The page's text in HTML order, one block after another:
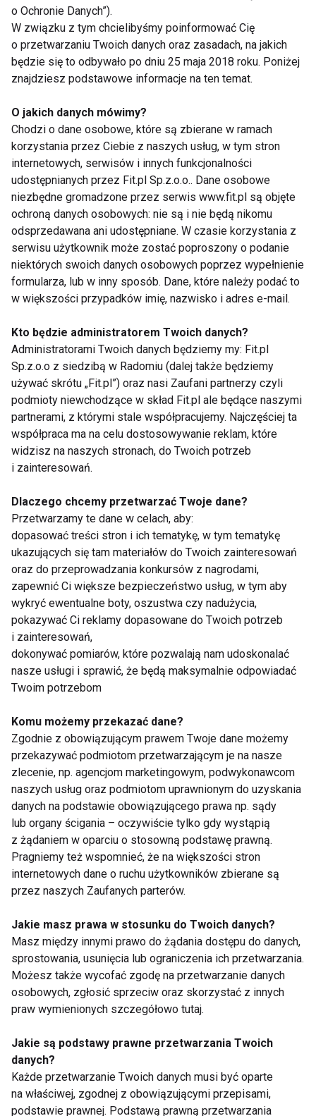
Hydroterapia
- jedność ciepła, lekkości i masażu - to
powód, dla którego myślimy o minibasenie. Ciepła
woda wzmaga krążenie krwi i stymuluje wydzielanie
Dzięki poszerzeniu naczyń krwionośnych, ciepło
przyspiesza krążenie krwi, by ulżyć zmęczonym
mięśniom i nadwyrężonym tkankom.
Dzięki lekkości, jaką daje woda, hydroterapia znosi
ciśnienie w mięśniach i stawach. Przyjemne
odczucie "braku wagi" sprawia, że łatwiej nam
poruszać się zarówno w trakcie kąpieli, jak i po niej.
Masaż, rytmiczny nacisk ukierunkowanej przez
dysze wody, uwalnia napięcie, co z kolei przyspiesza
wszelkie naturalne procesy lecznicze i
Hydroterapia uśmierza także bóle artretyczne i
łagodzi niektóre z objawów cukrzycy. Zwykłe leżenie
w minibasenie może obniżyć poziom stresu i
zapewnić nam spokojny sen. Dodatkowym i
nieoczekiwanym elementem jest sama myśl w
ciągu dnia o wieczornej kąpieli w minibasenie - o
HYDROTERAPIA NATRYSKI KĄPIELE
WELLNESS
Hydroterapia
TOP 10 zabiegów w
SPA
Hydroterapie
Hydroterapia
Rehabilitacja
lecznicza
Pokaż więcej
Natryski
o Ochronie Danych”).
W związku z tym chcielibyśmy poinformować Cię
o przetwarzaniu Twoich danych oraz zasadach, na jakich
będzie się to odbywało po dniu 25 maja 2018 roku. Poniżej
znajdziesz podstawowe informacje na ten temat.
O jakich danych mówimy?
Chodzi o dane osobowe, które są zbierane w ramach
korzystania przez Ciebie z naszych usług, w tym stron
internetowych, serwisów i innych funkcjonalności
udostępnianych przez Fit.pl Sp.z.o.o.. Dane osobowe
niezbędne gromadzone przez serwis www.fit.pl są objęte
ochroną danych osobowych: nie są i nie będą nikomu
odsprzedawana ani udostępniane. W czasie korzystania z
serwisu użytkownik może zostać poproszony o podanie
niektórych swoich danych osobowych poprzez wypełnienie
formularza, lub w inny sposób. Dane, które należy podać to
w większości przypadków imię, nazwisko i adres e-mail.
Kto będzie administratorem Twoich danych?
Administratorami Twoich danych będziemy my: Fit.pl
Sp.z.o.o z siedzibą w Radomiu (dalej także będziemy
używać skrótu „Fit.pl”) oraz nasi Zaufani partnerzy czyli
podmioty niewchodzące w skład Fit.pl ale będące naszymi
partnerami, z którymi stale współpracujemy. Najczęściej ta
współpraca ma na celu dostosowywanie reklam, które
widzisz na naszych stronach, do Twoich potrzeb
i zainteresowań.
Dlaczego chcemy przetwarzać Twoje dane?
Przetwarzamy te dane w celach, aby:
dopasować treści stron i ich tematykę, w tym tematykę
ukazujących się tam materiałów do Twoich zainteresowań
oraz do przeprowadzania konkursów z nagrodami,
zapewnić Ci większe bezpieczeństwo usług, w tym aby
wykryć ewentualne boty, oszustwa czy nadużycia,
pokazywać Ci reklamy dopasowane do Twoich potrzeb
i zainteresowań,
dokonywać pomiarów, które pozwalają nam udoskonalać
nasze usługi i sprawić, że będą maksymalnie odpowiadać
Twoim potrzebom
Komu możemy przekazać dane?
Zgodnie z obowiązującym prawem Twoje dane możemy
przekazywać podmiotom przetwarzającym je na nasze
zlecenie, np. agencjom marketingowym, podwykonawcom
naszych usług oraz podmiotom uprawnionym do uzyskania
danych na podstawie obowiązującego prawa np. sądy
lub organy ścigania – oczywiście tylko gdy wystąpią
z żądaniem w oparciu o stosowną podstawę prawną.
Pragniemy też wspomnieć, że na większości stron
internetowych dane o ruchu użytkowników zbierane są
przez naszych Zaufanych parterów.
Jakie masz prawa w stosunku do Twoich danych?
Masz między innymi prawo do żądania dostępu do danych,
sprostowania, usunięcia lub ograniczenia ich przetwarzania.
Możesz także wycofać zgodę na przetwarzanie danych
osobowych, zgłosić sprzeciw oraz skorzystać z innych
praw wymienionych szczegółowo tutaj.
Jakie są podstawy prawne przetwarzania Twoich
danych?
Każde przetwarzanie Twoich danych musi być oparte
na właściwej, zgodnej z obowiązującymi przepisami,
podstawie prawnej. Podstawą prawną przetwarzania